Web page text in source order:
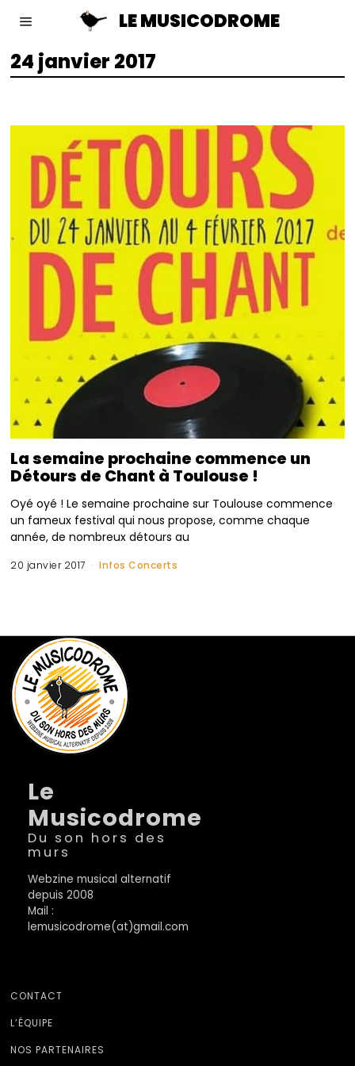
LE MUSICODROME
24 janvier 2017
La semaine prochaine commence un
Détours de Chant à Toulouse !
Oyé oyé ! Le semaine prochaine sur Toulouse commence
un fameux festival qui nous propose, comme chaque
année, de nombreux détours au
20 janvier 2017 Infos Concerts
Le
Musicodrome
Du son hors des
murs
Webzine musical alternatif
depuis 2008
Mail :
lemusicodrome(at)gmail.com
CONTACT
L’ÉQUIPE
NOS PARTENAIRES